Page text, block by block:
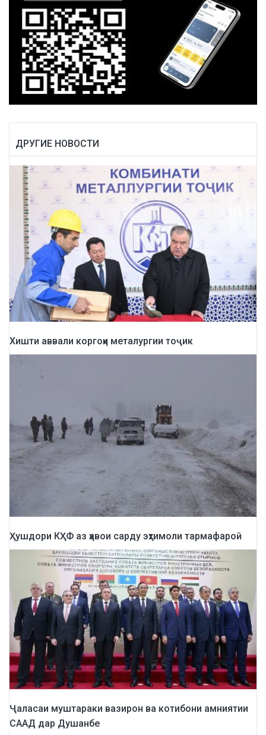
ДРУГИЕ НОВОСТИ
Хишти аввали коргоҳи металургии тоҷик
Ҳушдори КҲФ аз ҳавои сарду эҳтимоли тармафароӣ
Ҷаласаи муштараки вазирон ва котибони амниятии
СААД дар Душанбе